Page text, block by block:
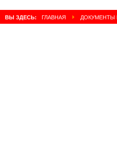
ВЫ ЗДЕСЬ: ГЛАВНАЯ ДОКУМЕНТЫ